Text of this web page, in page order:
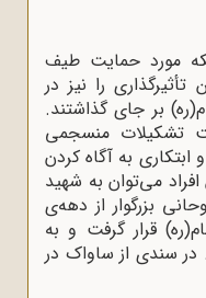
مورد حمایت طیف
را نیز در
بر جای گذاشتند.
تشکیلات منسجمی
به آگاه‌ کردن
افراد می‌توان به شهید
بزرگوار از دهه‌ی
قرار گرفت و به
سندی از ساواک در